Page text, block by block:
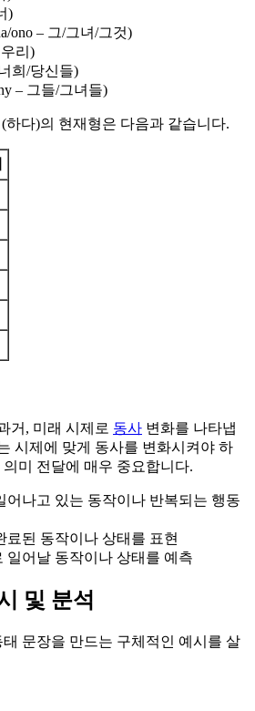
)
ono – 그/그녀/그것)
리)
희/당신들)
– 그들/그녀들)
(하다)의 현재형은 다음과 같습니다.
거, 미래 시제로 동사 변화를 나타냅
시제에 맞게 동사를 변화시켜야 하
미 전달에 매우 중요합니다.
어나고 있는 동작이나 반복되는 행동
료된 동작이나 상태를 표현
일어날 동작이나 상태를 예측
및 분석
문장을 만드는 구체적인 예시를 살